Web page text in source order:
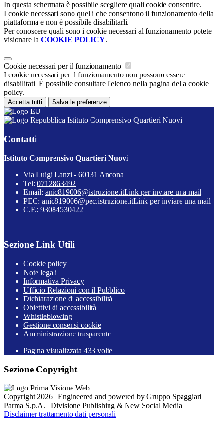
In questa schermata è possibile scegliere quali cookie consentire.
I cookie necessari sono quelli che consentono il funzionamento della
piattaforma e non è possibile disabilitarli.
Per conoscere quali sono i cookie necessari al funzionamento potete
visionare la COOKIE POLICY.
Cookie necessari per il funzionamento
I cookie necessari per il funzionamento non possono essere
disabilitati. È possibile consultare l'elenco nella pagina della cookie
policy.
Accetta tutti Salva le preferenze
Istituto Comprensivo Quartieri Nuovi
Contatti
Istituto Comprensivo Quartieri Nuovi
Via Luigi Lanzi - 60131 Ancona
Tel: 0712863492
Email: anic819006@istruzione.itLink per inviare una mail
PEC: anic819006@pec.istruzione.itLink per inviare una mail
C.F.: 93084530422
Sezione Link Utili
Cookie policy
Note legali
Informativa Privacy
Ufficio Relazioni con il Pubblico
Dichiarazione di accessibilità
Obiettivi di accessibilità
Whistleblowing
Gestione consensi cookie
Amministrazione trasparente
Pagina visualizzata 433 volte
Sezione Copyright
Copyright 2026 | Engineered and powered by Gruppo Spaggiari
Parma S.p.A. | Divisione Publishing & New Social Media
Disclaimer trattamento dati personali